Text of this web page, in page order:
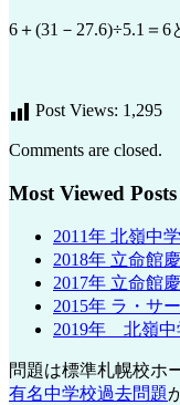
6＋(31－27.6)÷5.1＝6
Post Views: 1,295
Comments are closed.
Most Viewed Posts
2011年 北嶺中
2018年 立命館
2017年 立命館
2015年 ラ・サ
2019年 北嶺
問題は標準札幌校ホ
有名中学校過去問題